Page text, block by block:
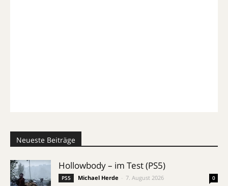
Neueste Beiträge
Hollowbody – im Test (PS5)
PS5 Michael Herde 7. August 2026 0